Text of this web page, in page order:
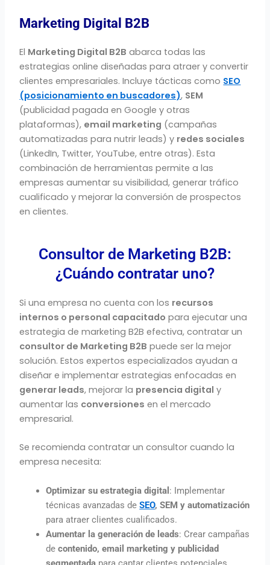
Marketing Digital B2B
El Marketing Digital B2B abarca todas las
estrategias online diseñadas para atraer y convertir
clientes empresariales. Incluye tácticas como SEO
(posicionamiento en buscadores), SEM
(publicidad pagada en Google y otras
plataformas), email marketing (campañas
automatizadas para nutrir leads) y redes sociales
(LinkedIn, Twitter, YouTube, entre otras). Esta
combinación de herramientas permite a las
empresas aumentar su visibilidad, generar tráfico
cualificado y mejorar la conversión de prospectos
en clientes.
Consultor de Marketing B2B:
¿Cuándo contratar uno?
Si una empresa no cuenta con los recursos
internos o personal capacitado para ejecutar una
estrategia de marketing B2B efectiva, contratar un
consultor de Marketing B2B puede ser la mejor
solución. Estos expertos especializados ayudan a
diseñar e implementar estrategias enfocadas en
generar leads, mejorar la presencia digital y
aumentar las conversiones en el mercado
empresarial.
Se recomienda contratar un consultor cuando la
empresa necesita:
Optimizar su estrategia digital : Implementar
técnicas avanzadas deSEO, SEM y automatización
para atraer clientes cualificados.
Aumentar la generación de leads: Crear campañas
decontenido, email marketing y publicidad